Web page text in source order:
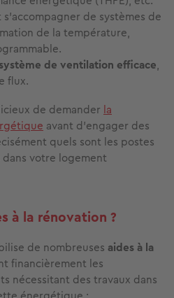
de systèmes de
de la température,
de ventilation efficace,
flux.
de demander la
avant d’engager des
quels sont les postes
votre logement
à la rénovation ?
de nombreuses aides à la
financièrement les
nécessitant des travaux dans